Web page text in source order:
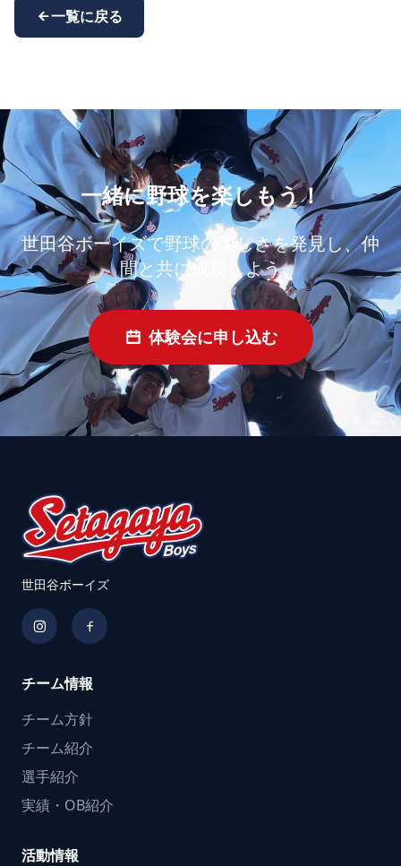
一覧に戻る
一緒に野球を楽しもう！
世田谷ボーイズで野球の楽しさを発見し、仲
間と共に成長しよう
体験会に申し込む
世田谷ボーイズ
チーム情報
チーム方針
チーム紹介
選手紹介
実績・OB紹介
活動情報